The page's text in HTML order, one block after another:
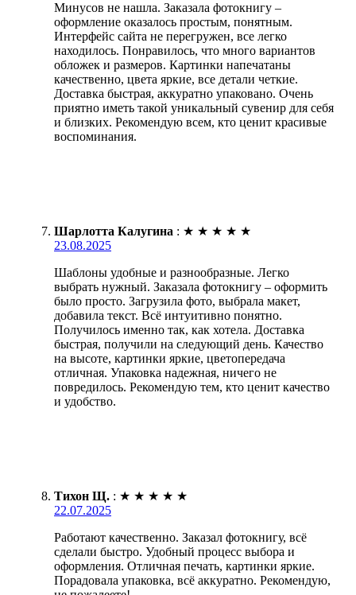
Минусов не нашла. Заказала фотокнигу –
оформление оказалось простым, понятным.
Интерфейс сайта не перегружен, все легко
находилось. Понравилось, что много вариантов
обложек и размеров. Картинки напечатаны
качественно, цвета яркие, все детали четкие.
Доставка быстрая, аккуратно упаковано. Очень
приятно иметь такой уникальный сувенир для себя
и близких. Рекомендую всем, кто ценит красивые
воспоминания.
Шарлотта Калугина : ★ ★ ★ ★ ★
23.08.2025
Шаблоны удобные и разнообразные. Легко
выбрать нужный. Заказала фотокнигу – оформить
было просто. Загрузила фото, выбрала макет,
добавила текст. Всё интуитивно понятно.
Получилось именно так, как хотела. Доставка
быстрая, получили на следующий день. Качество
на высоте, картинки яркие, цветопередача
отличная. Упаковка надежная, ничего не
повредилось. Рекомендую тем, кто ценит качество
и удобство.
Тихон Щ. : ★ ★ ★ ★ ★
22.07.2025
Работают качественно. Заказал фотокнигу, всё
сделали быстро. Удобный процесс выбора и
оформления. Отличная печать, картинки яркие.
Порадовала упаковка, всё аккуратно. Рекомендую,